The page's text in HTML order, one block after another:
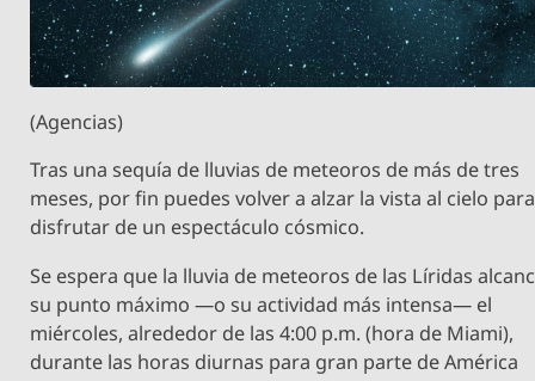
(Agencias)
Tras una sequía de lluvias de meteoros de más de tres
meses, por fin puedes volver a alzar la vista al cielo para
disfrutar de un espectáculo cósmico.
Se espera que la lluvia de meteoros de las Líridas
su punto máximo —o su actividad más intensa— el
miércoles, alrededor de las 4:00 p.m. (hora de Miami),
durante las horas diurnas para gran parte de América